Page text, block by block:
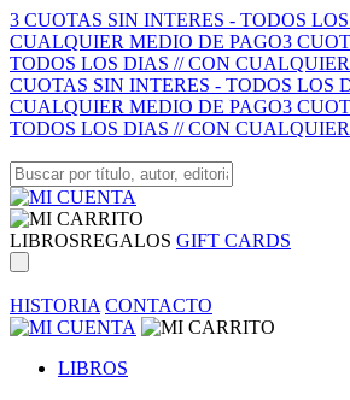
3 CUOTAS SIN INTERES - TODOS
CUALQUIER MEDIO DE PAGO3
TODOS LOS DIAS // CON
CUOTAS SIN INTERES - TODOS LOS
CUALQUIER MEDIO DE PAGO3
TODOS LOS DIAS // CON
LIBROSREGALOS GIFT CARDS
HISTORIA CONTACTO
LIBROS